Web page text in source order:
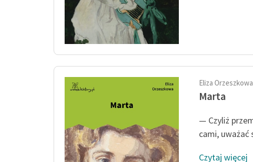
Eliza Orzeszkowa
Marta
— Czyliż
cami, uważać
Czytaj więcej